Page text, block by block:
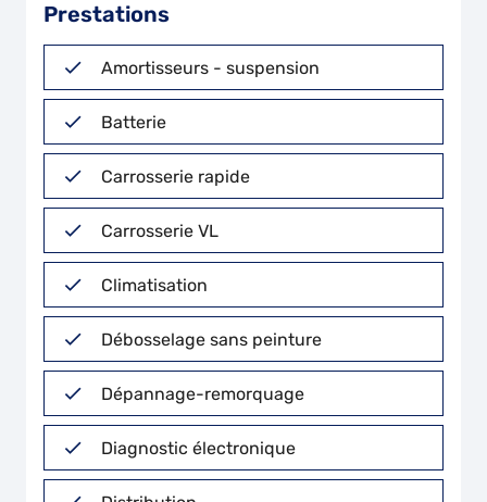
Prestations
Amortisseurs - suspension
Batterie
Carrosserie rapide
Carrosserie VL
Climatisation
Débosselage sans peinture
Dépannage-remorquage
Diagnostic électronique